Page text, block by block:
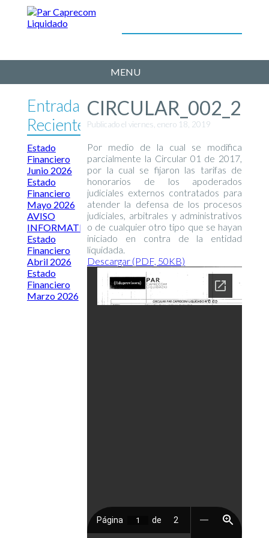
MENU
Entradas
Recientes
Estado
Financiero
Junio 2026
Estado
Financiero
Mayo 2026
AVISO
INFORMATIVO
Estado
Financiero
Abril 2026
Estado
Financiero
Marzo 2026
Publicado el viernes, enero 18, 2019
Por medio de la cual se modifica
parcialmente la Circular 01 de 2017,
por la cual se fijaron las tarifas de
honorarios de los apoderados
judiciales externos contratados para
atender la defensa de los procesos
judiciales, arbitrales y administrativos
o de cualquier otro tipo que se hayan
iniciado en contra de la entidad
liquidada.
Descargar (PDF, 50KB)